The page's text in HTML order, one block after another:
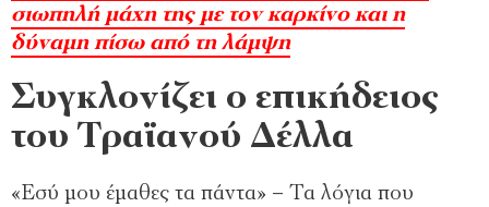
σιωπηλή μάχη της με τον καρκίνο και η
δύναμη πίσω από τη λάμψη
Συγκλονίζει ο επικήδειος
του Τραϊανού Δέλλα
«Εσύ μου έμαθες τα πάντα» – Τα λόγια που